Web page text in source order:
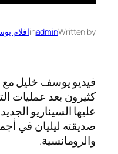
Written by
admin
inافلام
فيديو يوسف خليل مع
كثيرون بعد عمليات
عليها السيناريو
صديقته ليليان في
والرومانسية.